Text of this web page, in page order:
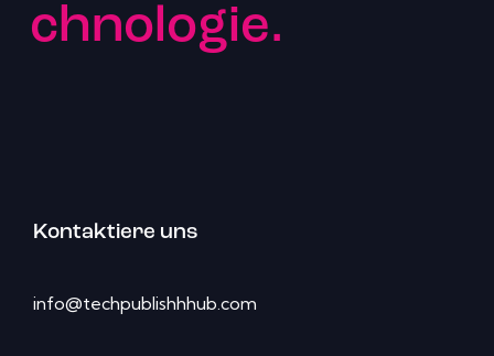
chnologie.
Kontaktiere uns
info@techpublishhhub.com